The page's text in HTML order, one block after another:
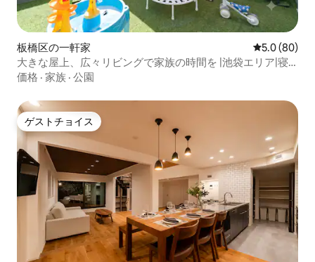
板橋区の一軒家 レビュー80
5.0 (80)
大きな屋上、広々リビングで家族の時間を |池袋エリア|寝
室３|ベット７|屋上
価格 · 家族 · 公園
ゲストチョイス
ゲストチョイス